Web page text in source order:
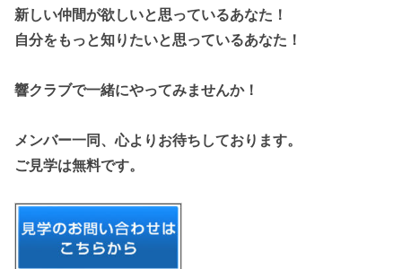
新しい仲間が欲しいと思っているあなた！
自分をもっと知りたいと思っているあなた！
響クラブで一緒にやってみませんか！
メンバー一同、心よりお待ちしております。
ご見学は無料です。